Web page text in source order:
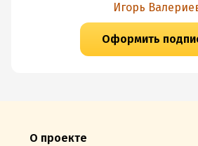
Игорь
Оформить
О проекте